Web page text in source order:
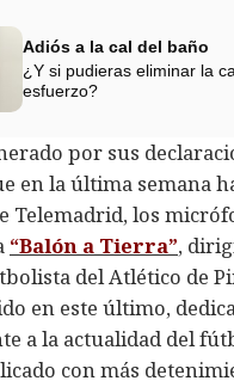
Adiós a la cal del baño
¿Y si pudieras eliminar la
esfuerzo?
por sus
en la última semana
Telemadrid, los
“Balón a Tierra”,
del Atlético de
en este último,
a la actualidad del
con más